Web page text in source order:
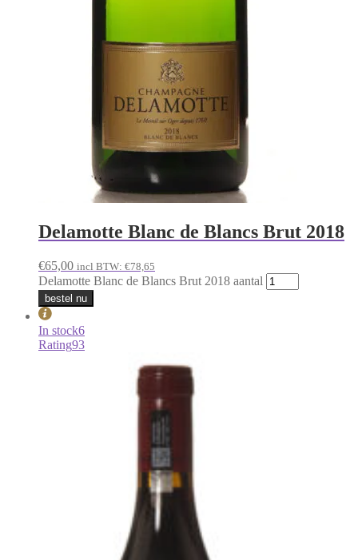
Delamotte Blanc de Blancs Brut 2018
€65,00 incl BTW: €78,65
Delamotte Blanc de Blancs Brut 2018 aantal
bestel nu
In stock6
Rating93